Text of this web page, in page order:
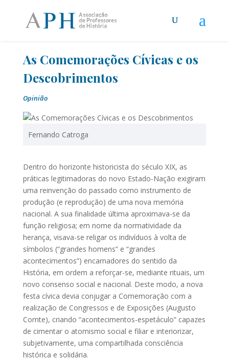
As Comemorações Cívicas e os
Descobrimentos
Opinião
Fernando Catroga
Dentro do horizonte historicista do século XIX, as
práticas legitimadoras do novo Estado-Nação exigiram
uma reinvenção do passado como instrumento de
produção (e reprodução) de uma nova memória
nacional. A sua finalidade última aproximava-se da
função religiosa; em nome da normatividade da
herança, visava-se religar os indivíduos à volta de
símbolos (“grandes homens” e “grandes
acontecimentos”) encarnadores do sentido da
História, em ordem a reforçar-se, mediante rituais, um
novo consenso social e nacional. Deste modo, a nova
festa cívica devia conjugar a Comemoração com a
realização de Congressos e de Exposições (Augusto
Comte), criando “acontecimentos-espetáculo” capazes
de cimentar o atomismo social e filiar e interiorizar,
subjetivamente, uma compartilhada consciência
histórica e solidária.